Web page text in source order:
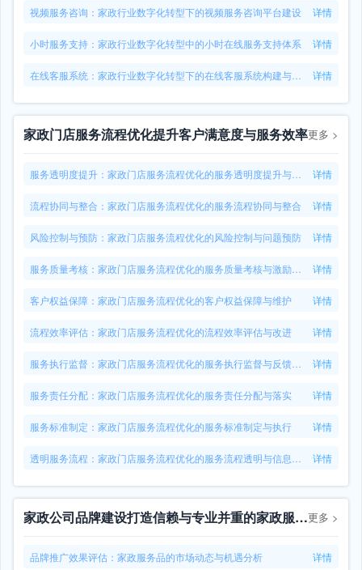
视频服务咨询：家政行业数字化转型下的视频服务咨询平台建设 详情
小时服务支持：家政行业数字化转型中的小时在线服务支持体系 详情
详情
家政门店服务流程优化提升客户满意度与服务效率更多 >
详情
流程协同与整合：家政门店服务流程优化的服务流程协同与整合 详情
风险控制与预防：家政门店服务流程优化的风险控制与问题预防 详情
详情
客户权益保障：家政门店服务流程优化的客户权益保障与维护 详情
流程效率评估：家政门店服务流程优化的流程效率评估与改进 详情
详情
服务责任分配：家政门店服务流程优化的服务责任分配与落实 详情
服务标准制定：家政门店服务流程优化的服务标准制定与执行 详情
详情
家政公司品牌建设打造信赖与专业并重的家政服务品牌更多 >
品牌推广效果评估：家政服务品的市场动态与机遇分析 详情